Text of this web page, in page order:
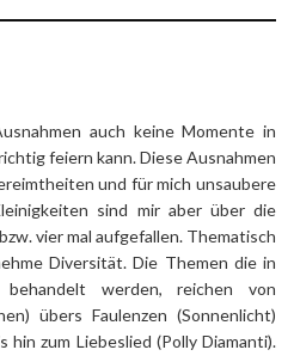
auch keine Momente in
feiern kann. Diese Ausnahmen
und für mich unsaubere
sind mir aber über die
vier mal aufgefallen. Thematisch
Diversität. Die Themen die in
werden, reichen von
übers Faulenzen (Sonnenlicht)
hin zum Liebeslied (Polly Diamanti).